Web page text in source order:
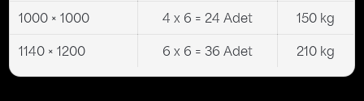
1000 × 1000 4 x 6 = 24 Adet 150 kg
1140 × 1200 6 x 6 = 36 Adet 210 kg